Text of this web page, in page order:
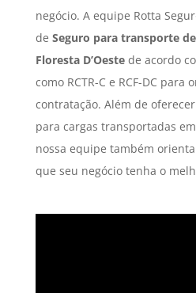
negócio. A equipe Rotta
de Seguro para transporte
Floresta D’Oestede acordo
como RCTR-C e RCF-DC
contratação. Além de
para cargas transportadas em
nossa equipe também
que seu negócio tenha o